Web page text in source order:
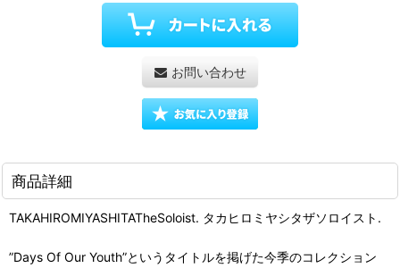
お問い合わせ
商品詳細
TAKAHIROMIYASHITATheSoloist. タカヒロミヤシタザソロイスト.
”Days Of Our Youth”というタイトルを掲げた今季のコレクション